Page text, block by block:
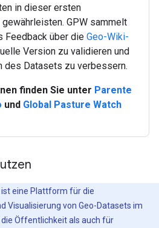
in dieser ersten
GPW sammelt
Feedback über die Geo-Wiki-
Version zu validieren und
des Datasets zu verbessern.
finden Sie unter Parente
und Global Pasture Watch
ist eine Plattform für die
Visualisierung von Geo-Datasets im
Öffentlichkeit als auch für